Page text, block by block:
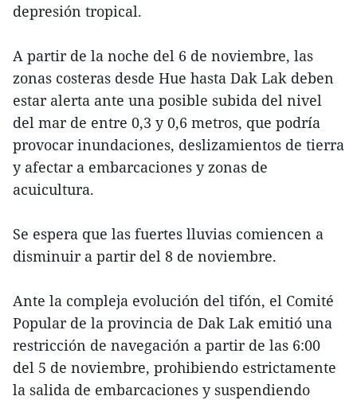
depresión tropical.
A partir de la noche del 6 de noviembre, las
zonas costeras desde Hue hasta Dak Lak deben
estar alerta ante una posible subida del nivel
del mar de entre 0,3 y 0,6 metros, que podría
provocar inundaciones, deslizamientos de tierra
y afectar a embarcaciones y zonas de
acuicultura.
Se espera que las fuertes lluvias comiencen a
disminuir a partir del 8 de noviembre.
Ante la compleja evolución del tifón, el Comité
Popular de la provincia de Dak Lak emitió una
restricción de navegación a partir de las 6:00
del 5 de noviembre, prohibiendo estrictamente
la salida de embarcaciones y suspendiendo